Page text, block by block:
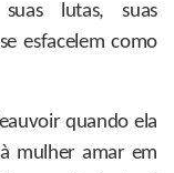
suas lutas, suas
esfacelem como
quando ela
mulher amar em